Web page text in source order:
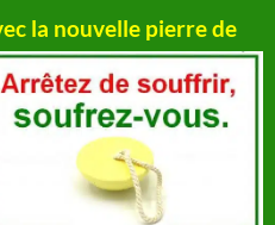
la nouvelle pierre de